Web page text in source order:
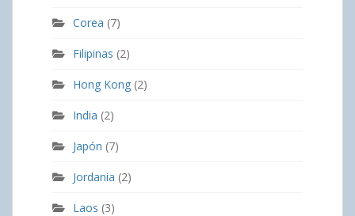
Corea (7)
Filipinas (2)
Hong Kong (2)
India (2)
Japón (7)
Jordania (2)
Laos (3)